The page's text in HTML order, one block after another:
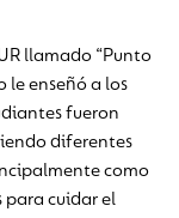
llamado “Punto
le enseñó a los
fueron
diferentes
como
para cuidar el